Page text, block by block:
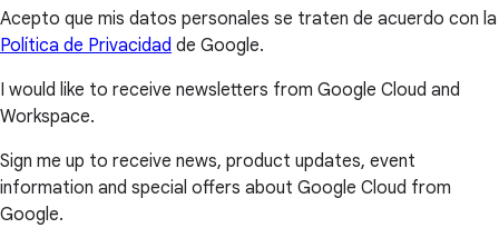
Acepto que mis datos personales se traten de acuerdo con la
Política de Privacidad de Google.
I would like to receive newsletters from Google Cloud and
Workspace.
Sign me up to receive news, product updates, event
information and special offers about Google Cloud from
Google.